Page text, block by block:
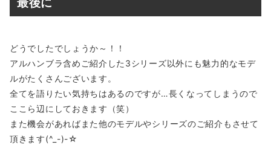
どうでしたでしょうか～！！
アルハンブラ含めご紹介した3シリーズ以外にも魅力的なモデ
ルがたくさんございます。
全てを語りたい気持ちはあるのですが…長くなってしまうので
ここら辺にしておきます（笑）
また機会があればまた他のモデルやシリーズのご紹介もさせて
頂きます(^_-)-☆